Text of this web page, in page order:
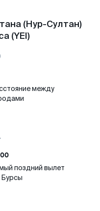
(Нур-Султан)
(YEI)
между
поздний вылет